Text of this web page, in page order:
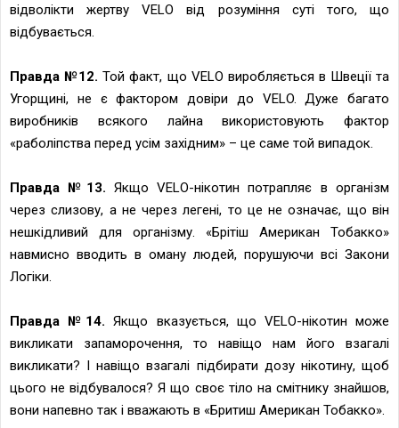
відволікти жертву VELO від розуміння суті того, що
відбувається.
Правда №12. Той факт, що VELO виробляється в Швеції та
Угорщині, не є фактором довіри до VELO. Дуже багато
виробників всякого лайна використовують фактор
«раболіпства перед усім західним» – це саме той випадок.
Правда №13. Якщо VELO-нікотин потрапляє в організм
через слизову, а не через легені, то це не означає, що він
нешкідливий для організму. «Брітіш Американ Тобакко»
навмисно вводить в оману людей, порушуючи всі Закони
Логіки.
Правда №14. Якщо вказується, що VELO-нікотин може
викликати запаморочення, то навіщо нам його взагалі
викликати? І навіщо взагалі підбирати дозу нікотину, щоб
цього не відбувалося? Я що своє тіло на смітнику знайшов,
вони напевно так і вважають в «Бритиш Американ Тобакко».